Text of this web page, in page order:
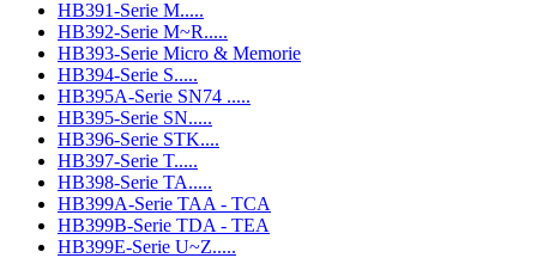
HB391-Serie M.....
HB392-Serie M~R.....
HB393-Serie Micro & Memorie
HB394-Serie S.....
HB395A-Serie SN74 .....
HB395-Serie SN.....
HB396-Serie STK....
HB397-Serie T.....
HB398-Serie TA.....
HB399A-Serie TAA - TCA
HB399B-Serie TDA - TEA
HB399E-Serie U~Z.....